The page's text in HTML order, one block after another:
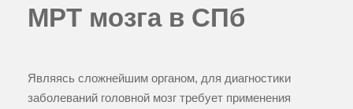
МРТ мозга в СПб
Являясь сложнейшим органом, для диагностики
заболеваний головной мозг требует применения